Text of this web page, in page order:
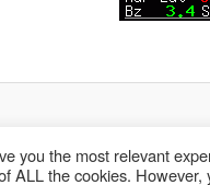
you the most relevant
ALL the cookies.